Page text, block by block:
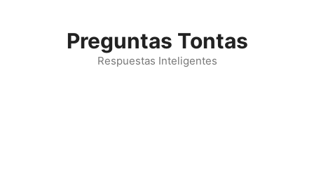
Preguntas Tontas
Respuestas Inteligentes